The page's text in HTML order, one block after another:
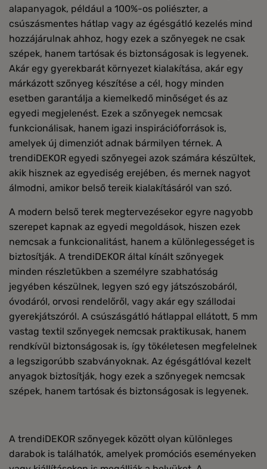
alapanyagok, például a 100%-os poliészter, a
csúszásmentes hátlap vagy az égésgátló kezelés mind
hozzájárulnak ahhoz, hogy ezek a szőnyegek ne csak
szépek, hanem tartósak és biztonságosak is legyenek.
Akár egy gyerekbarát környezet kialakítása, akár egy
márkázott szőnyeg készítése a cél, hogy minden
esetben garantálja a kiemelkedő minőséget és az
egyedi megjelenést. Ezek a szőnyegek nemcsak
funkcionálisak, hanem igazi inspirációforrások is,
amelyek új dimenziót adnak bármilyen térnek. A
trendiDEKOR egyedi szőnyegei azok számára készültek,
akik hisznek az egyediség erejében, és mernek nagyot
álmodni, amikor belső tereik kialakításáról van szó.
A modern belső terek megtervezésekor egyre nagyobb
szerepet kapnak az egyedi megoldások, hiszen ezek
nemcsak a funkcionalitást, hanem a különlegességet is
biztosítják. A trendiDEKOR által kínált szőnyegek
minden részletükben a személyre szabhatóság
jegyében készülnek, legyen szó egy játszószobáról,
óvodáról, orvosi rendelőről, vagy akár egy szállodai
gyerekjátszóról. A csúszásgátló hátlappal ellátott, 5 mm
vastag textil szőnyegek nemcsak praktikusak, hanem
rendkívül biztonságosak is, így tökéletesen megfelelnek
a legszigorúbb szabványoknak. Az égésgátlóval kezelt
anyagok biztosítják, hogy ezek a szőnyegek nemcsak
szépek, hanem tartósak és biztonságosak is legyenek.
A trendiDEKOR szőnyegek között olyan különleges
darabok is találhatók, amelyek promóciós eseményeken